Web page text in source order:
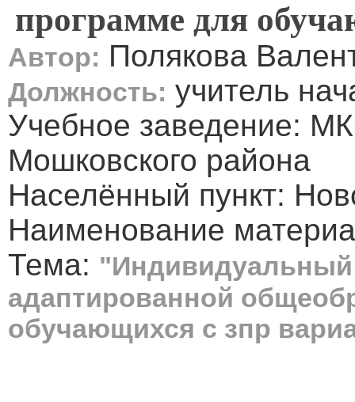
программе для
Автор: Полякова
Должность: учитель
Учебное заведение:
Мошковского района
Населённый пункт:
Наименование
Тема:
адаптированной
обучающихся с зпр